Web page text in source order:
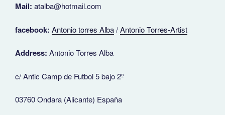
Mail: atalba@hotmail.com
facebook: Antonio torres Alba/Antonio Torres-Artist
Address: Antonio Torres Alba
c/ Antic Camp de Futbol 5 bajo 2º
03760 Ondara (Alicante) España